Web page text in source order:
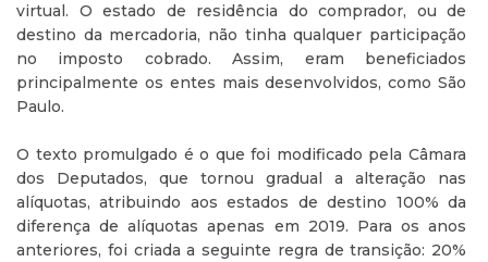
virtual. O estado de residência do comprador, ou de
destino da mercadoria, não tinha qualquer participação
no imposto cobrado. Assim, eram beneficiados
principalmente os entes mais desenvolvidos, como São
Paulo.
O texto promulgado é o que foi modificado pela Câmara
dos Deputados, que tornou gradual a alteração nas
alíquotas, atribuindo aos estados de destino 100% da
diferença de alíquotas apenas em 2019. Para os anos
anteriores, foi criada a seguinte regra de transição: 20%